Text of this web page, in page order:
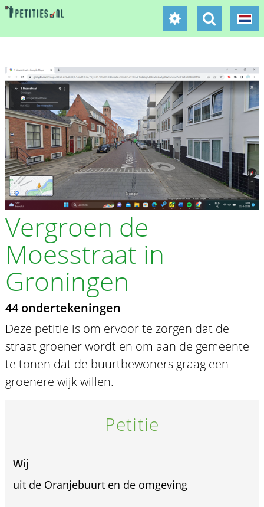
Vergroen de
Moesstraat in
Groningen
44 ondertekeningen
Deze petitie is om ervoor te zorgen dat de
straat groener wordt en om aan de gemeente
te tonen dat de buurtbewoners graag een
groenere wijk willen.
Petitie
Wij
uit de Oranjebuurt en de omgeving